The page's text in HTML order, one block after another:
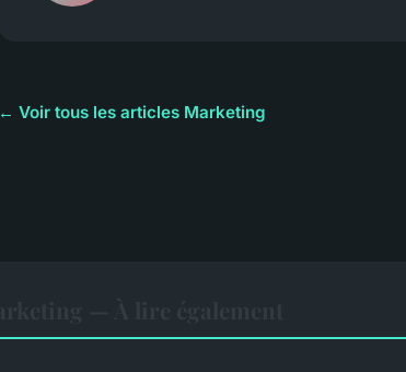
← Voir tous les articles Marketing